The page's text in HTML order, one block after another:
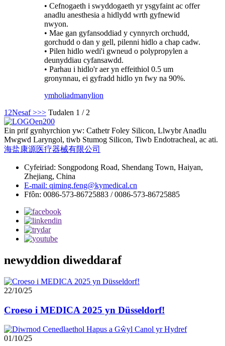
• Cefnogaeth i swyddogaeth yr ysgyfaint ac offer
anadlu anesthesia a hidlydd wrth gyfnewid
nwyon.
• Mae gan gyfansoddiad y cynnyrch orchudd,
gorchudd o dan y gell, pilenni hidlo a chap cadw.
• Pilen hidlo wedi'i gwneud o polypropylen a
deunyddiau cyfansawdd.
• Parhau i hidlo'r aer yn effeithiol 0.5 um
gronynnau, ei gyfradd hidlo yn fwy na 90%.
ymholiadmanylion
1 2Nesaf >>> Tudalen 1 / 2
Ein prif gynhyrchion yw: Cathetr Foley Silicon, Llwybr Anadlu
Mwgwd Laryngol, tiwb Stumog Silicon, Tiwb Endotracheal, ac ati.
海盐康源医疗器械有限公司
Cyfeiriad: Songpodong Road, Shendang Town, Haiyan,
Zhejiang, China
E-mail: qiming.feng@kymedical.cn
Ffôn: 0086-573-86725883 / 0086-573-86725885
newyddion diweddaraf
22/10/25
Croeso i MEDICA 2025 yn Düsseldorf!
01/10/25